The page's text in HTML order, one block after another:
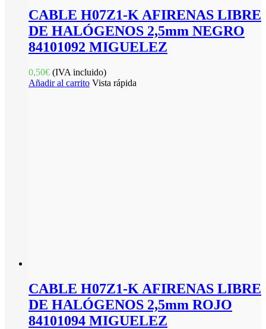
CABLE H07Z1-K AFIRENAS LIBRE
DE HALÓGENOS 2,5mm NEGRO
84101092 MIGUELEZ
0,50€ (IVA incluido)
Añadir al carrito Vista rápida
CABLE H07Z1-K AFIRENAS LIBRE
DE HALÓGENOS 2,5mm ROJO
84101094 MIGUELEZ